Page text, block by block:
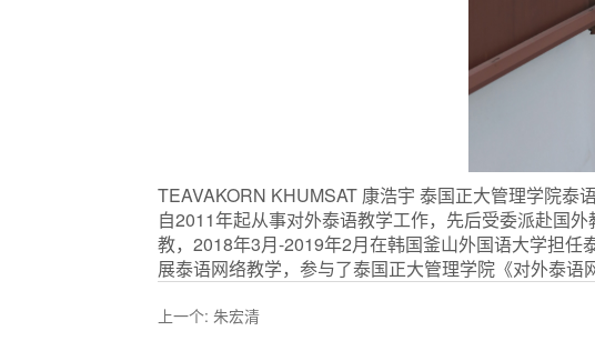
TEAVAKORN KHUMSAT 康浩宇 泰国正大管理学院泰语
自2011年起从事对外泰语教学工作，先后受委派赴国
教，2018年3月-2019年2月在韩国釜山外国语大学担
展泰语网络教学，参与了泰国正大管理学院《对外泰语
上一个: 朱宏清